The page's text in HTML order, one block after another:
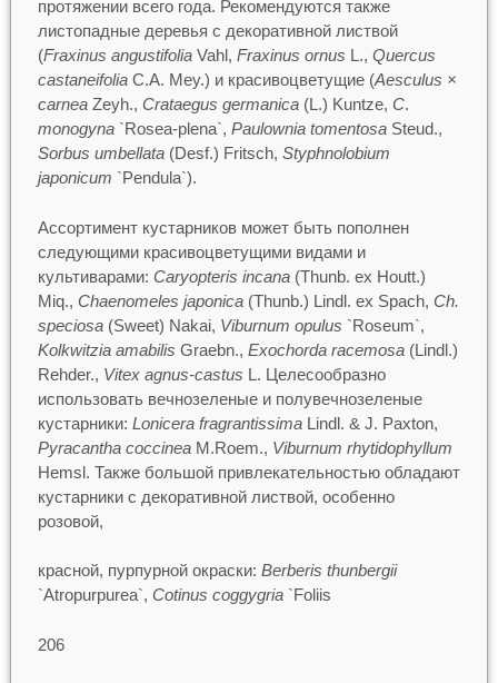
протяжении всего года. Рекомендуются также
листопадные деревья с декоративной листвой
(Fraxinus angustifoliaVahl, Fraxinus ornus L., Quercus
castaneifoliaC.A. Mey.) и красивоцветущие (Aesculus ×
carneaZeyh., Crataegus germanica(L.) Kuntze, C.
monogyna`Rosea-plena`, Paulownia tomentosaSteud.,
Sorbus umbellata(Desf.) Fritsch, Styphnolobium
japonicum `Pendula`).
Ассортимент кустарников может быть пополнен
следующими красивоцветущими видами и
культиварами: Caryopteris incana(Thunb. ex Houtt.)
Miq., Chaenomeles japonica(Thunb.) Lindl. ex Spach, Ch.
speciosa(Sweet) Nakai, Viburnum opulus `Roseum`,
Kolkwitzia amabilis Graebn., Exochorda racemosa(Lindl.)
Rehder., Vitex agnus-castus L. Целесообразно
использовать вечнозеленые и полувечнозеленые
кустарники: Lonicera fragrantissimaLindl. & J. Paxton,
Pyracantha coccineaM.Roem., Viburnum rhytidophyllum
Hemsl. Также большой привлекательностью обладают
кустарники с декоративной листвой, особенно
розовой,
красной, пурпурной окраски: Berberis thunbergii
`Atropurpurea`, Cotinus coggygria`Foliis
206